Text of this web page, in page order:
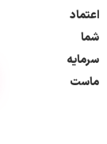
اعتماد
شما
سرمایه
ماست